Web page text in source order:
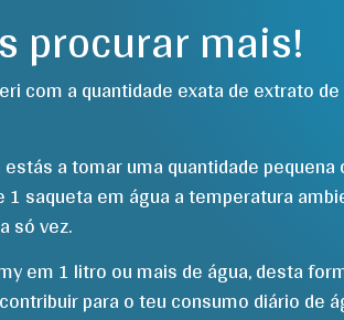
procurar mais!
com a quantidade exata de extrato
a tomar uma quantidade pequena
saqueta em água a temperatura
só vez.
em 1 litro ou mais de água, desta
para o teu consumo diário de